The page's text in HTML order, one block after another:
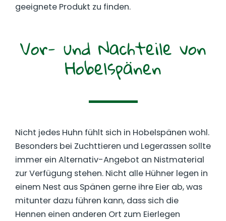
geeignete Produkt zu finden.
Vor- und Nachteile von
Hobelspänen
Nicht jedes Huhn fühlt sich in Hobelspänen wohl.
Besonders bei Zuchttieren und Legerassen sollte
immer ein Alternativ-Angebot an Nistmaterial
zur Verfügung stehen. Nicht alle Hühner legen in
einem Nest aus Spänen gerne ihre Eier ab, was
mitunter dazu führen kann, dass sich die
Hennen einen anderen Ort zum Eierlegen